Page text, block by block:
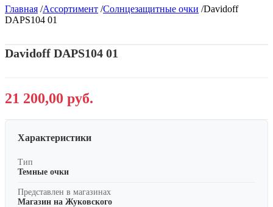
Главная /Ассортимент /Солнцезащитные очки /Davidoff
DAPS104 01
Davidoff DAPS104 01
21 200,00 руб.
Характеристики
Тип
Темные очки
Представлен в магазинах
Магазин на Жуковского